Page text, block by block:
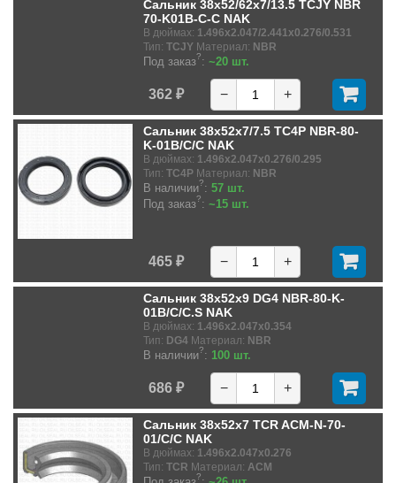
Сальник 38x52/62x7/13.5 TCJY NBR
70-K01B-C-C NAK
В дюймах: 1.496x2.047/2.441x0.276/0.531
Тип: TCJY Материал: NBR
Под заказ?: ~20 шт.
362 ₽ − +
Сальник 38x52x7/7.5 TC4P NBR-80-
K-01B/C/C NAK
В дюймах: 1.496x2.047x0.276/0.295
Тип: TC4P Материал: NBR
В наличии?: 57 шт.
Под заказ?: ~15 шт.
465 ₽ − +
Сальник 38x52x9 DG4 NBR-80-K-
01B/C/C.S NAK
В дюймах: 1.496x2.047x0.354
Тип: DG4 Материал: NBR
В наличии?: 100 шт.
686 ₽ − +
Сальник 38x52x7 TCR ACM-N-70-
01/C/C NAK
В дюймах: 1.496x2.047x0.276
Тип: TCR Материал: ACM
?